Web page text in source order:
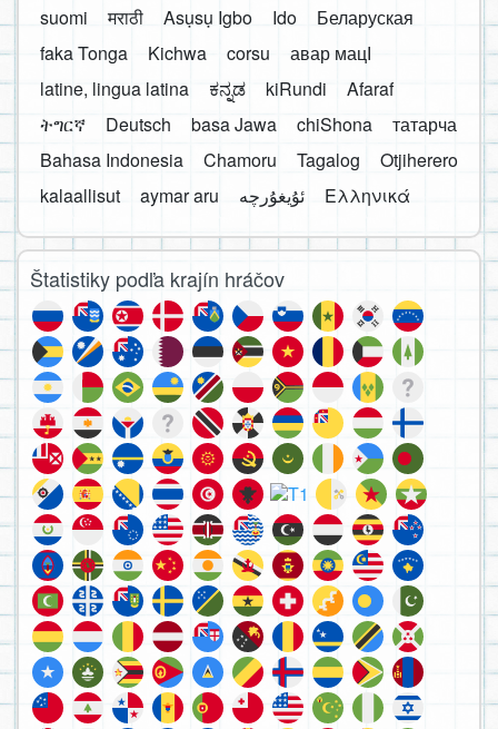
suomi
मराठी Asụsụ Igbo Ido
Беларуская
faka Tonga
Kichwa corsu
авар мацӀ
latine, lingua latina
ಕನ್ನಡ kiRundi
Afaraf
ትግርኛ
Deutsch basa Jawa chiShona
татарча
Bahasa Indonesia
Chamoru Tagalog
Otjiherero
kalaallisut
aymar aru Ελληνικά
Štatistiky podľa krajín hráčov